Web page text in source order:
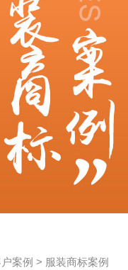
案例 > 服装商标案例